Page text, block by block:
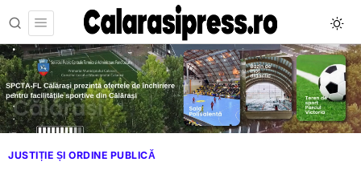
JUSTIȚIE ȘI ORDINE PUBLICĂ